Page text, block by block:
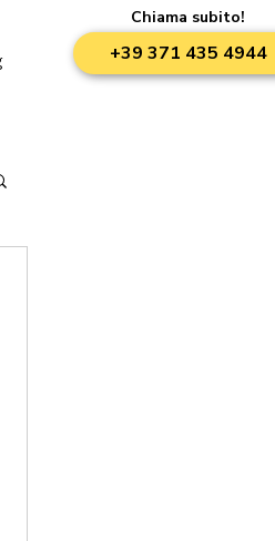
Chiama subito!
+39 371 435 4944